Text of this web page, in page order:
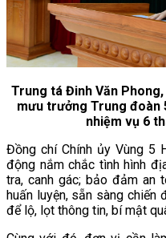
Trung tá Đinh Văn
mưu trưởng Trung đoàn
nhiệm vụ 6
Đồng chí Chính ủy Vùng 5
động nắm chắc tình hình
tra, canh gác; bảo đảm an
huấn luyện, sẵn sàng chiến
để lộ, lọt thông tin, bí mật